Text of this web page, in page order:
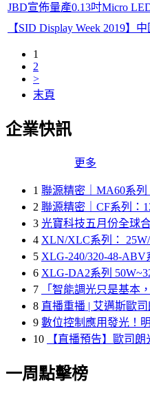
JBD宣佈量產0.13吋Micro
【SID Display Week 2019
1
2
>
末頁
企業快訊
更多
1 聯源精密｜MA60系列
2 聯源精密｜CF系列：
3 光寶科技五月份全球
4 XLN/XLC系列：
5 XLG-240/320-48-ABV
6 XLG-DA2系列
7
「智能調光只是基本
8 直播重播 | 艾邁斯歐司
9 數位控制應用發光！
10
【直播預告】歐司朗
一周點擊榜